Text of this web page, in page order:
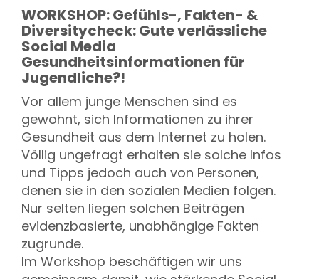
WORKSHOP: Gefühls-, Fakten- &
Diversitycheck: Gute verlässliche
Social Media
Gesundheitsinformationen für
Jugendliche?!
Vor allem junge Menschen sind es
gewohnt, sich Informationen zu ihrer
Gesundheit aus dem Internet zu holen.
Völlig ungefragt erhalten sie solche Infos
und Tipps jedoch auch von Personen,
denen sie in den sozialen Medien folgen.
Nur selten liegen solchen Beiträgen
evidenzbasierte, unabhängige Fakten
zugrunde.
Im Workshop beschäftigen wir uns